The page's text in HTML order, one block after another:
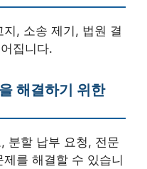
, 소송 제기, 법원 결
집니다.
해결하기 위한
분할 납부 요청, 전문
를 해결할 수 있습니